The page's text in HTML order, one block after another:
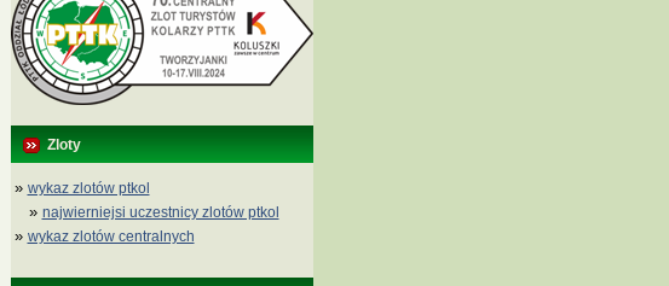
Zloty
» wykaz zlotów ptkol
» najwierniejsi uczestnicy zlotów ptkol
» wykaz zlotów centralnych